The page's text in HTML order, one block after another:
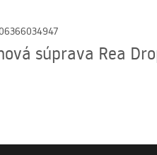
súprava Rea